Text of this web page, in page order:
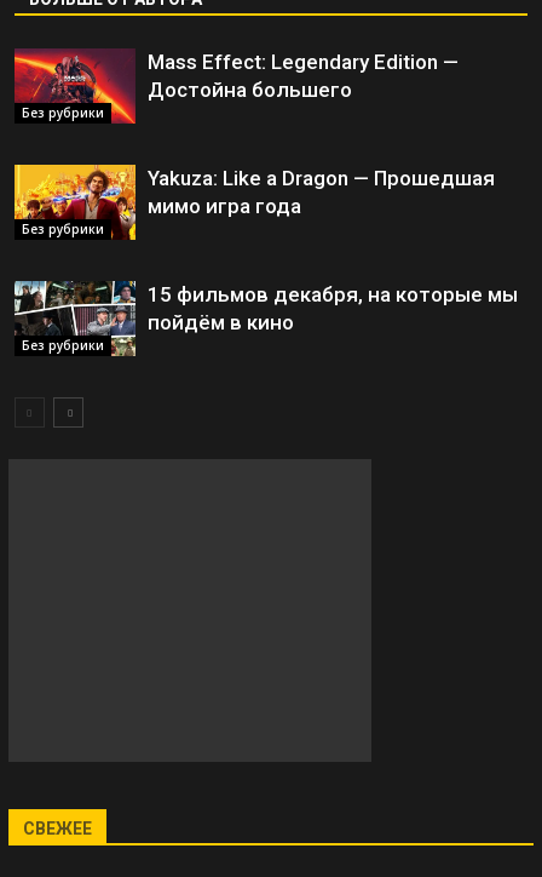
Без рубрики
Mass Effect: Legendary Edition —
Достойна большего
Без рубрики
Yakuza: Like a Dragon — Прошедшая
мимо игра года
Без рубрики
15 фильмов декабря, на которые мы
пойдём в кино
СВЕЖЕЕ